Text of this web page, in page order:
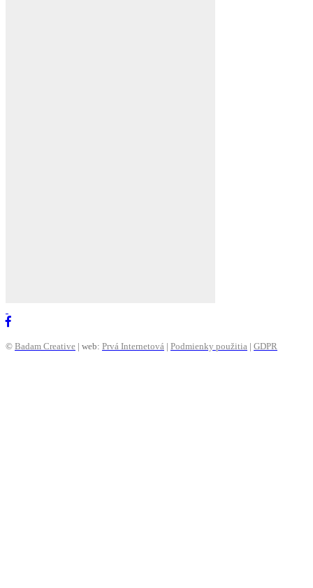
© Badam Creative | web: Prvá Internetová | Podmienky použitia | GDPR